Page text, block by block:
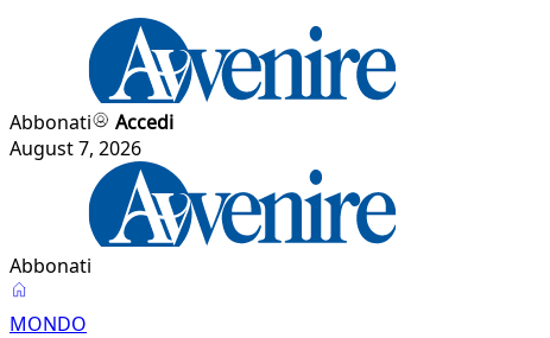
Abbonati
Accedi
August 7, 2026
Abbonati
MONDO